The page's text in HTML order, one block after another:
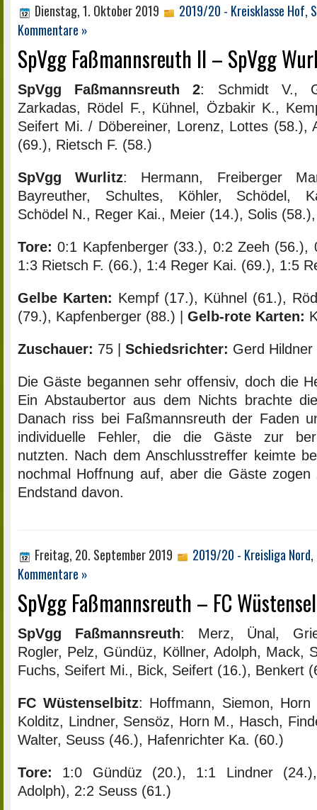
Dienstag, 1. Oktober 2019 2019/20 - Kreisklasse Hof,
Kommentare »
SpVgg Faßmannsreuth II – SpVgg
SpVgg Faßmannsreuth 2: Schmidt V.,
Zarkadas, Rödel F., Kühnel, Özbakir K.,
Seifert Mi. / Döbereiner, Lorenz, Lottes (58.),
(69.), Rietsch F. (58.)
SpVgg Wurlitz: Hermann, Freiberger
Bayreuther, Schultes, Köhler, Schödel,
Schödel N., Reger Kai., Meier (14.), Solis
Tore: 0:1 Kapfenberger (33.), 0:2 Zeeh (56.),
1:3 Rietsch F. (66.), 1:4 Reger Kai. (69.), 1:5
Gelbe Karten: Kempf (17.), Kühnel (61.),
(79.), Kapfenberger (88.) | Gelb-rote Karten:
Zuschauer: 75 | Schiedsrichter: Gerd
Die Gäste begannen sehr offensiv, doch die
Ein Abstaubertor aus dem Nichts brachte
Danach riss bei Faßmannsreuth der Faden
individuelle Fehler, die die Gäste zur
nutzten. Nach dem Anschlusstreffer keimte
nochmal Hoffnung auf, aber die Gäste
Endstand davon.
Freitag, 20. September 2019 2019/20 - Kreisliga Nord,
Kommentare »
SpVgg Faßmannsreuth – FC
SpVgg Faßmannsreuth: Merz, Ünal,
Rogler, Pelz, Gündüz, Köllner, Adolph, Mack,
Fuchs, Seifert Mi., Bick, Seifert (16.), Benkert
FC Wüstenselbitz: Hoffmann, Siemon,
Kolditz, Lindner, Sensöz, Horn M., Hasch,
Walter, Seuss (46.), Hafenrichter Ka. (60.)
Tore: 1:0 Gündüz (20.), 1:1 Lindner
Adolph), 2:2 Seuss (61.)